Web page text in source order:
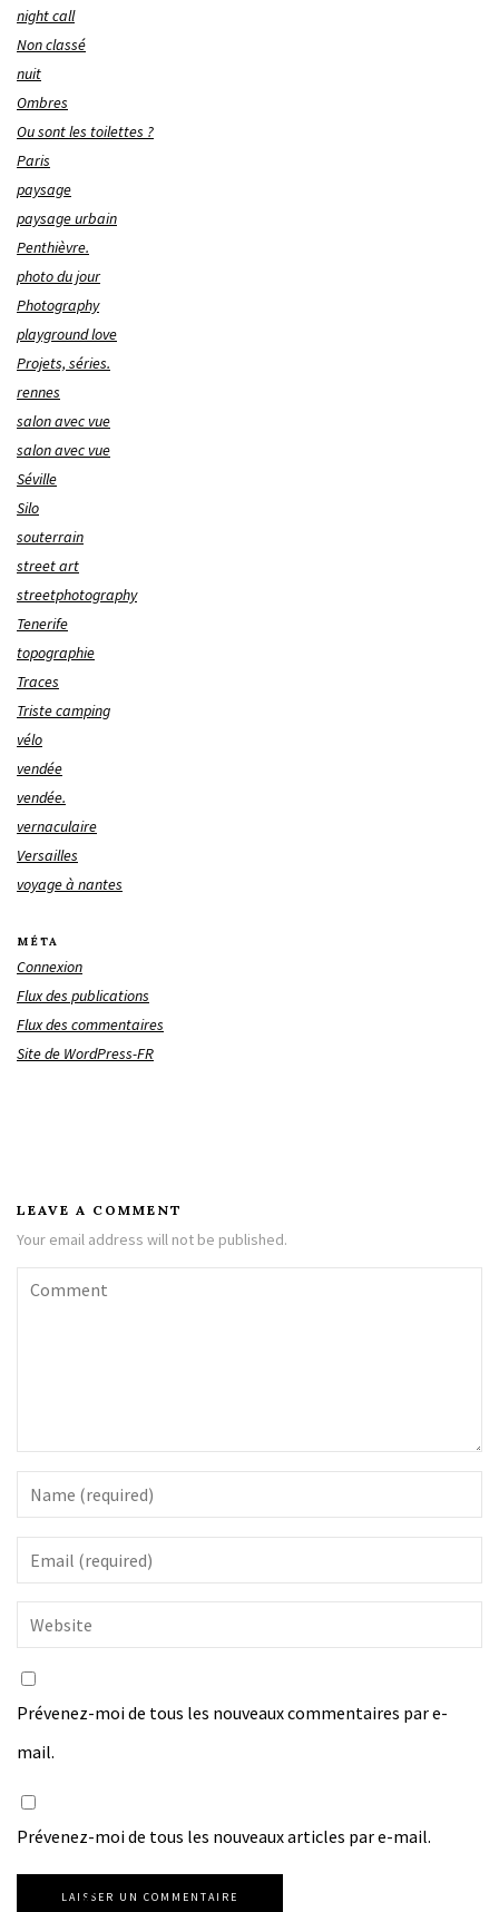
night call
Non classé
nuit
Ombres
Ou sont les toilettes ?
Paris
paysage
paysage urbain
Penthièvre.
photo du jour
Photography
playground love
Projets, séries.
rennes
salon avec vue
salon avec vue
Séville
Silo
souterrain
street art
streetphotography
Tenerife
topographie
Traces
Triste camping
vélo
vendée
vendée.
vernaculaire
Versailles
voyage à nantes
MÉTA
Connexion
Flux des publications
Flux des commentaires
Site de WordPress-FR
LEAVE A COMMENT
Your email address will not be published.
Prévenez-moi de tous les nouveaux commentaires par e-
mail.
Prévenez-moi de tous les nouveaux articles par e-mail.
LAISSER UN COMMENTAIRE